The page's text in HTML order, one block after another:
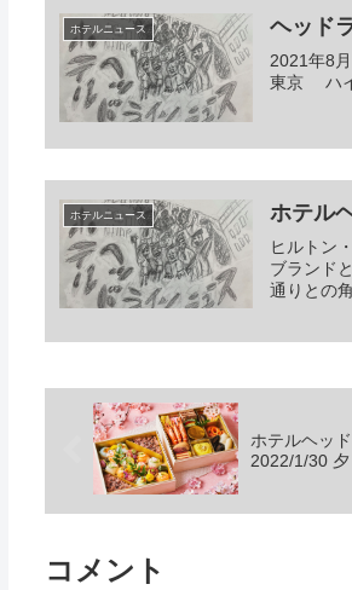
ホテルニュース ヘッド
2021年8
東京 ハイ
ホテルニュース ホテル
ヒルトン
ブランド
通りとの
ホテルヘッ
2022/1/30 夕
コメント